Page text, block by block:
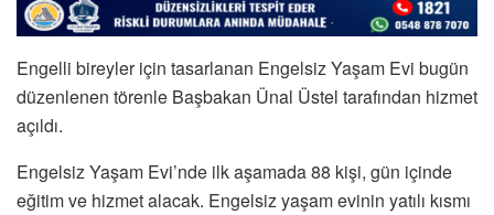
Engelli bireyler için tasarlanan Engelsiz Yaşam Evi bugün
düzenlenen törenle Başbakan Ünal Üstel tarafından hizmet
açıldı.
Engelsiz Yaşam Evi’nde ilk aşamada 88 kişi, gün içinde
eğitim ve hizmet alacak. Engelsiz yaşam evinin yatılı kısmı